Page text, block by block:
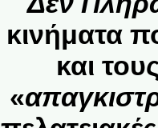
κινήματα
και
«